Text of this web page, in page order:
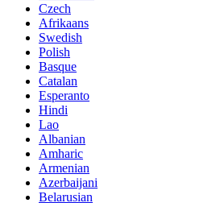
Czech
Afrikaans
Swedish
Polish
Basque
Catalan
Esperanto
Hindi
Lao
Albanian
Amharic
Armenian
Azerbaijani
Belarusian